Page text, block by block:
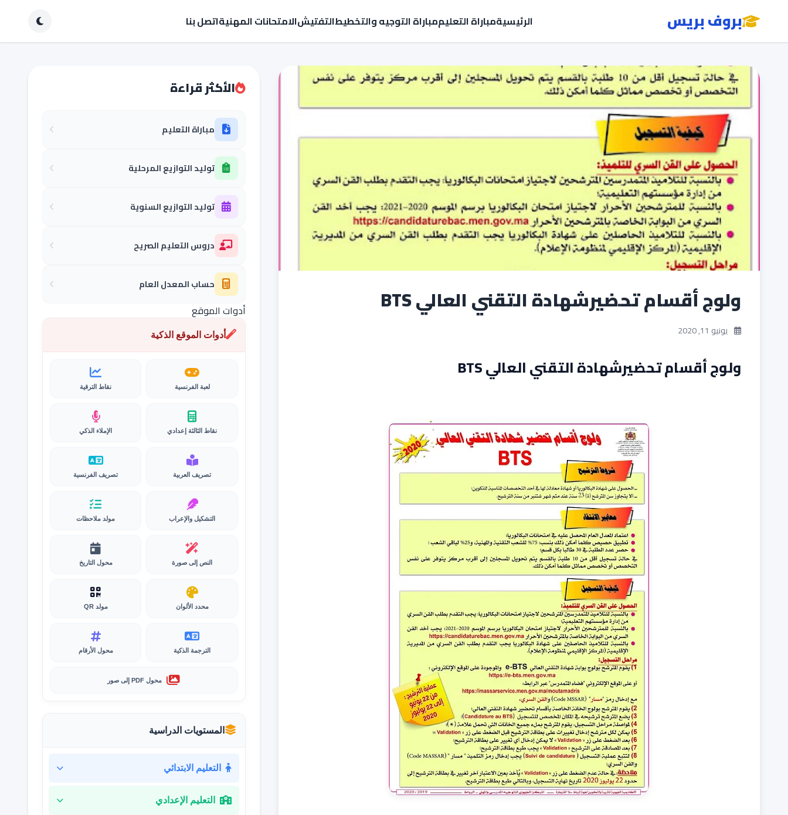
بروف بريس الرئيسيةمباراة التعليممباراة التوجيه والتخطيطالتفتيشالامتحانات المهنيةاتصل بنا
ولوج أقسام تحضيرشهادة التقني العالي BTS
يونيو 11, 2020
ولوج أقسام تحضيرشهادة التقني العالي BTS
الأكثر قراءة
مباراة التعليم
توليد التوازيع المرحلية
توليد التوازيع السنوية
دروس التعليم الصريح
حساب المعدل العام
أدوات الموقع
أدوات الموقع الذكية
لعبة الفرنسية نقاط الترقية
نقاط الثالثة إعدادي الإملاء الذكي
تصريف العربية تصريف الفرنسية
التشكيل والإعراب مولد ملاحظات
النص إلى صورة محول التاريخ
محدد الألوان مولد QR
الترجمة الذكية محول الأرقام
محول PDF إلى صور
المستويات الدراسية
التعليم الابتدائي
التعليم الإعدادي